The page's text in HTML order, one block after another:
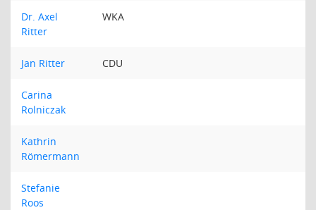
Dr. Axel
Ritter
WKA
Jan Ritter CDU
Carina
Rolniczak
Kathrin
Römermann
Stefanie
Roos